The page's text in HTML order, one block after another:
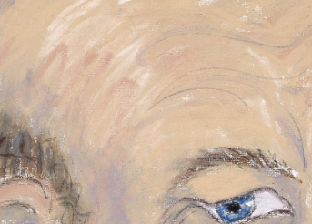
zijn. De schrijver en gedragsbioloog nam in
de kijker in tien afleveringen mee naar de
wereld van zijn moestuin, een flinke lap
de rand van Warmond waarop hij al sinds
uiteenlopende groenten verbouwde. Dit
hem veel beter.